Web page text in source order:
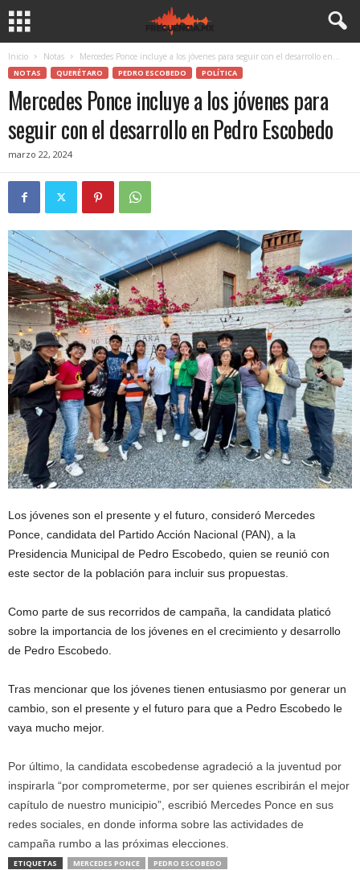
Inicio Notas Mercedes Ponce incluye a los jóvenes para seguir con el desarrollo en...
NOTAS QUERÉTARO PEDRO ESCOBEDO POLÍTICA
Mercedes Ponce incluye a los jóvenes para
seguir con el desarrollo en Pedro Escobedo
marzo 22, 2024
Los jóvenes son el presente y el futuro, consideró Mercedes
Ponce, candidata del Partido Acción Nacional (PAN), a la
Presidencia Municipal de Pedro Escobedo, quien se reunió con
este sector de la población para incluir sus propuestas.
Como parte de sus recorridos de campaña, la candidata platicó
sobre la importancia de los jóvenes en el crecimiento y desarrollo
de Pedro Escobedo.
Tras mencionar que los jóvenes tienen entusiasmo por generar un
cambio, son el presente y el futuro para que a Pedro Escobedo le
vaya mucho mejor.
Por último, la candidata escobedense agradeció a la juventud por
inspirarla “por comprometerme, por ser quienes escribirán el mejor
capítulo de nuestro municipio”, escribió Mercedes Ponce en sus
redes sociales, en donde informa sobre las actividades de
campaña rumbo a las próximas elecciones.
ETIQUETAS MERCEDES PONCE PEDRO ESCOBEDO